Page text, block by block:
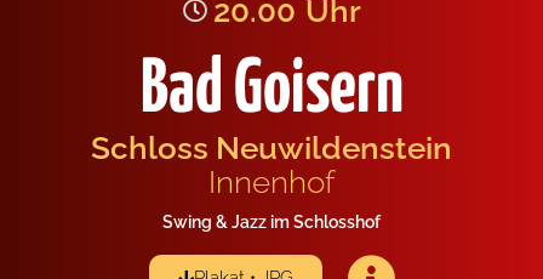
20.00 Uhr
Bad Goisern
Schloss Neu­wil­den­stein
Innen­hof
Swing & Jazz im Schloss­hof